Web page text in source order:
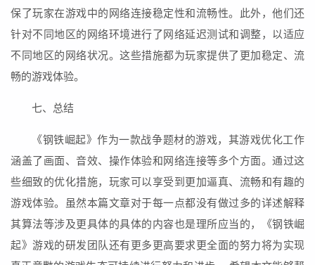
保了玩家在游戏中的网络连接稳定性和流畅性。此外，他们还
针对不同地区的网络环境进行了网络延迟测试和调整，以适应
不同地区的网络状况。这些措施都为玩家提供了更加稳定、流
畅的游戏体验。
七、总结
《钢铁崛起》作为一款战争题材的游戏，其游戏优化工作
涵盖了画面、音效、操作体验和网络连接等多个方面。通过这
些细致的优化措施，玩家可以享受到更加逼真、流畅和有趣的
游戏体验。虽然本篇文章对于每一点都没有做过多的详述解释
其算法等涉及更具体的具体的内容也是理所应当的，《钢铁崛
起》游戏的研发团队还有更多更高要求更全面的努力将为实现